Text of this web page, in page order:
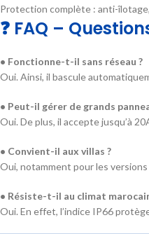
Protection complète : anti-
❓ FAQ –
• Fonctionne-t-il sans réseau ?
Oui. Ainsi, il bascule
• Peut-il gérer de grands
Oui. De plus, il accepte jusqu’à
• Convient-il aux villas ?
Oui, notamment pour les
• Résiste-t-il au climat
Oui. En effet, l’indice IP66